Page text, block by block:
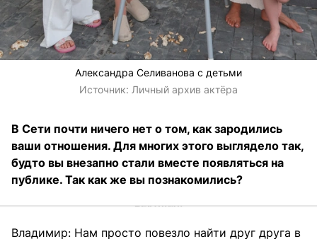
Александра Селиванова с детьми
Источник: Личный архив актёра
В Сети почти ничего нет о том, как зародились
ваши отношения. Для многих этого выглядело так,
будто вы внезапно стали вместе появляться на
публике. Так как же вы познакомились?
Владимир: Нам просто повезло найти друг друга в